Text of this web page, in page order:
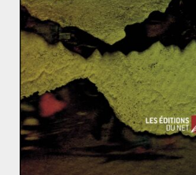
L’empoisonnement
relations avec Berlin, pourtant
Moscou. Angela Merkel a
le projet de gazoduc
qui doit relier la Russie à
le « dialogue stratégique »
est à l’arrêt et n’a pas produit
La Russie a t-elle encore